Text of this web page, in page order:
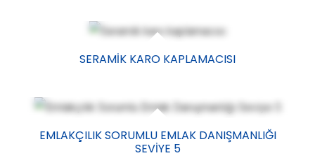
SERAMIK KARO KAPLAMACISI
EMLAKÇILIK SORUMLU EMLAK DANIŞMANLIĞI
SEVIYE 5